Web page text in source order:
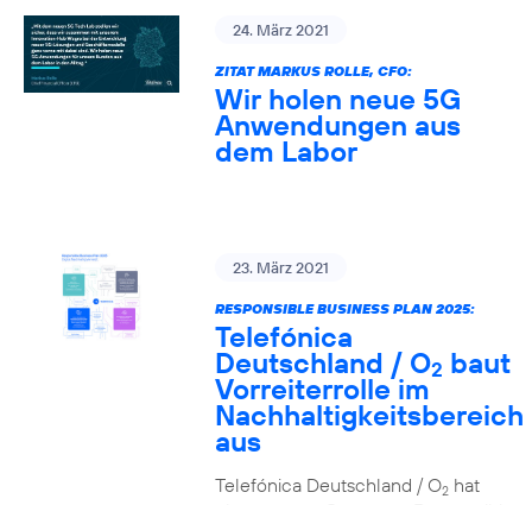
24. März 2021
ZITAT MARKUS ROLLE, CFO:
Wir holen neue 5G
Anwendungen aus
dem Labor
23. März 2021
RESPONSIBLE BUSINESS PLAN 2025:
Telefónica
Deutschland / O2 baut
Vorreiterrolle im
Nachhaltigkeitsbereich
aus
Telefónica Deutschland / O2hat